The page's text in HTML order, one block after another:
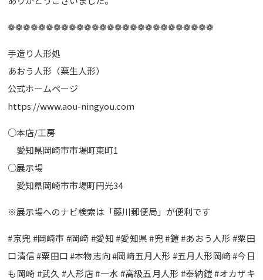
❁❁❁❁❁❁❁❁❁❁❁❁❁❁❁❁❁❁❁❁❁❁❁❁❁❁❁
手造り人形処
あおう人形（粟生人形）
公式ホームページ
https://www.aou-ningyou.com
○本店/工房
愛知県岡崎市市場町東町1
○展示場
愛知県岡崎市市場町円光34
※展示場へのナビ検索は「藤川郵便局」が便利です
#京兜 #岡崎市 #岡﨑 #愛知 #愛知県 #兜 #鎧 #あおう人形 #粟田
口清信 #粟田口 #本物志向 #岡﨑五月人形 #五月人形岡﨑 #今日
も岡崎 #武久 #人形店 #一水 #高級五月人形 #奉納鎧 #オカザキ